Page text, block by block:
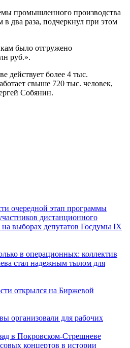
промышленного производства
два раза, подчеркнул при этом
было отгружено
руб.».
действует более 4 тыс.
свыше 720 тыс. человек,
Собянин.
очередной этап программы
дистанционного
на выборах депутатов Госдумы IX
в операционных: коллектив
стал надежным тылом для
открылся на Биржевой
организовали для рабочих
в Покровском-Стрешневе
концертов в истории